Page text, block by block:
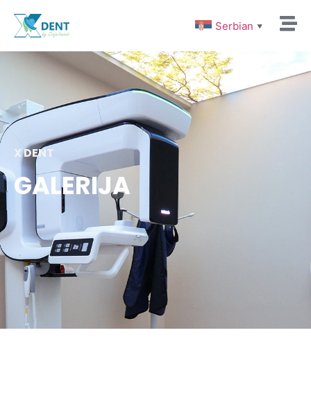
Serbian ▼
X DENT
GALERIJA